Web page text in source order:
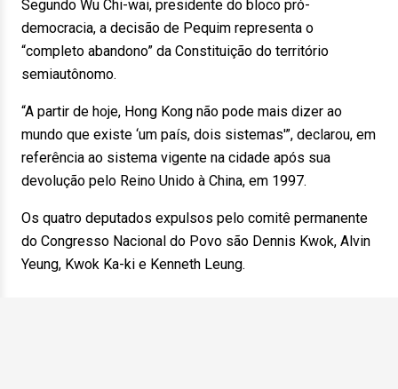
Segundo Wu Chi-wai, presidente do bloco pró-
democracia, a decisão de Pequim representa o
“completo abandono” da Constituição do território
semiautônomo.
“A partir de hoje, Hong Kong não pode mais dizer ao
mundo que existe ‘um país, dois sistemas'”, declarou, em
referência ao sistema vigente na cidade após sua
devolução pelo Reino Unido à China, em 1997.
Os quatro deputados expulsos pelo comitê permanente
do Congresso Nacional do Povo são Dennis Kwok, Alvin
Yeung, Kwok Ka-ki e Kenneth Leung.